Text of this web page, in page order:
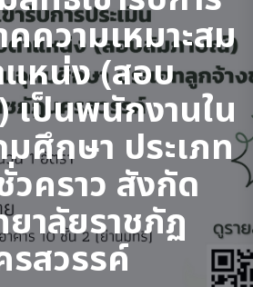
ความเหมาะสม
หน่ง (สอบ
ป็นพนักงานใน
ศึกษา ประเภท
วคราว สังกัด
าลัยราชภัฏ
สวรรค์